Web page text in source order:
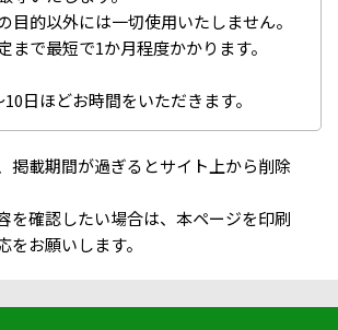
目的以外には一切使用いたしません。
で最短で1か月程度かかります。
日ほどお時間をいただきます。
掲載期間が過ぎるとサイト上から削除
を確認したい場合は、本ページを印刷
をお願いします。